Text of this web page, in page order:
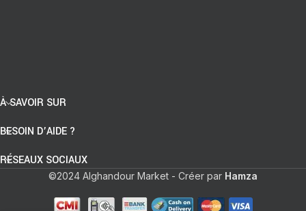
À SAVOIR SUR
BESOIN D’AIDE ?
RÉSEAUX SOCIAUX
©2024 Alghandour Market - Créer par Hamza